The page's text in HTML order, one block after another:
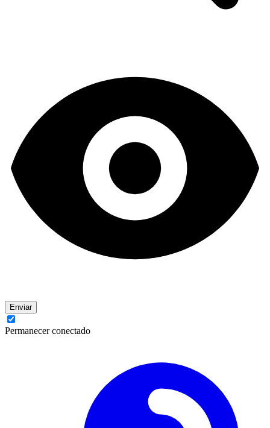
Enviar
Permanecer conectado